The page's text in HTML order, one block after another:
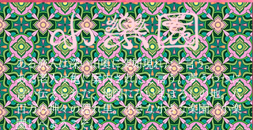
ある旅人は深い山奥に突如現れたと言う。
ある老人は亀に案内されたと言う。夢うつつに
言い伝えられた、地図にないまぼろしの地。八
百万の神々の隠れ里。小さな小さな楽園「小楽
園」へようこそ。